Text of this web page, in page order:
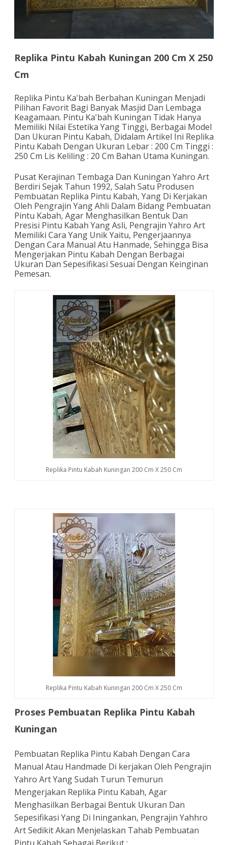
Replika Pintu Kabah Kuningan 200 Cm X 250
Cm
Replika Pintu Ka'bah Berbahan Kuningan Menjadi
Pilihan Favorit Bagi Banyak Masjid Dan Lembaga
Keagamaan. Pintu Ka'bah Kuningan Tidak Hanya
Memiliki Nilai Estetika Yang Tinggi, Berbagai Model
Dan Ukuran Pintu Kabah, Didalam Artikel Ini Replika
Pintu Kabah Dengan Ukuran Lebar : 200 Cm Tinggi :
250 Cm Lis Keliling : 20 Cm Bahan Utama Kuningan.
Pusat Kerajinan Tembaga Dan Kuningan Yahro Art
Berdiri Sejak Tahun 1992, Salah Satu Produsen
Pembuatan Replika Pintu Kabah, Yang Di Kerjakan
Oleh Pengrajin Yang Ahli Dalam Bidang Pembuatan
Pintu Kabah, Agar Menghasilkan Bentuk Dan
Presisi Pintu Kabah Yang Asli, Pengrajin Yahro Art
Memiliki Cara Yang Unik Yaitu, Pengerjaannya
Dengan Cara Manual Atu Hanmade, Sehingga Bisa
Mengerjakan Pintu Kabah Dengan Berbagai
Ukuran Dan Sepesifikasi Sesuai Dengan Keinginan
Pemesan.
Replika Pintu Kabah Kuningan 200 Cm X 250 Cm
Replika Pintu Kabah Kuningan 200 Cm X 250 Cm
Proses Pembuatan Replika Pintu Kabah
Kuningan
Pembuatan Replika Pintu Kabah Dengan Cara
Manual Atau Handmade Di kerjakan Oleh Pengrajin
Yahro Art Yang Sudah Turun Temurun
Mengerjakan Replika Pintu Kabah, Agar
Menghasilkan Berbagai Bentuk Ukuran Dan
Sepesifikasi Yang Di Iningankan, Pengrajin Yahhro
Art Sedikit Akan Menjelaskan Tahab Pembuatan